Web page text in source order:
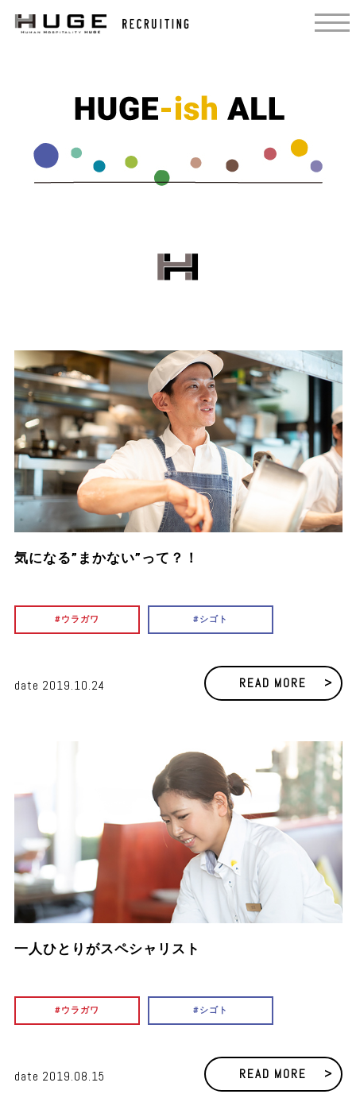
気になる”まかない”って？！
ウラガワ シゴト
date 2019.10.24 READ MORE
一人ひとりがスペシャリスト
ウラガワ シゴト
date 2019.08.15 READ MORE